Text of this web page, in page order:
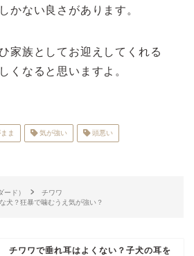
かない良さがあります。
家族としてお迎えしてくれる
くなると思いますよ。
ま 気が強い 頭悪い
ード）
チワワ
犬？狂暴で噛むうえ気が強い？
チワワで垂れ耳はよくない？子犬の耳を